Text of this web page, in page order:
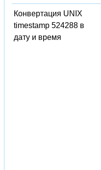
Конвертация UNIX
timestamp 524288 в
дату и время